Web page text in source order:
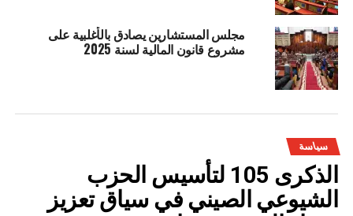
مجلس المستشارين يصادق بالأغلبية على
مشروع قانون المالية لسنة 2025
سياسة
الذكرى 105 لتأسيس الحزب
الشيوعي الصيني في سياق تعزيز